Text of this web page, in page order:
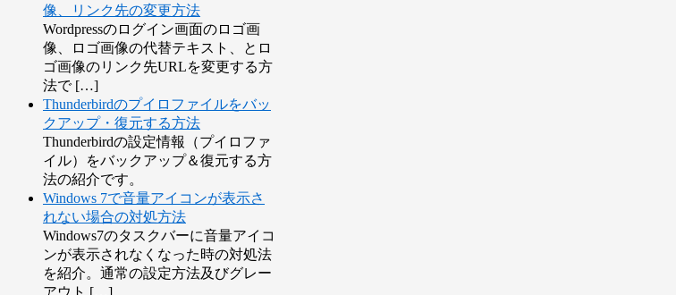
像、リンク先の変更方法
Wordpressのログイン画面のロゴ画
像、ロゴ画像の代替テキスト、とロ
ゴ画像のリンク先URLを変更する方
法で […]
Thunderbirdのプイロファイルをバッ
クアップ・復元する方法
Thunderbirdの設定情報（プイロファ
イル）をバックアップ＆復元する方
法の紹介です。
Windows 7で音量アイコンが表示さ
れない場合の対処方法
Windows7のタスクバーに音量アイコ
ンが表示されなくなった時の対処法
を紹介。通常の設定方法及びグレー
アウト […]